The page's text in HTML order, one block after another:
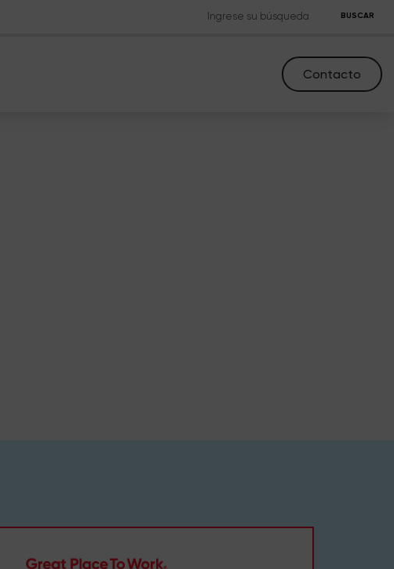
BUSCAR
Contacto